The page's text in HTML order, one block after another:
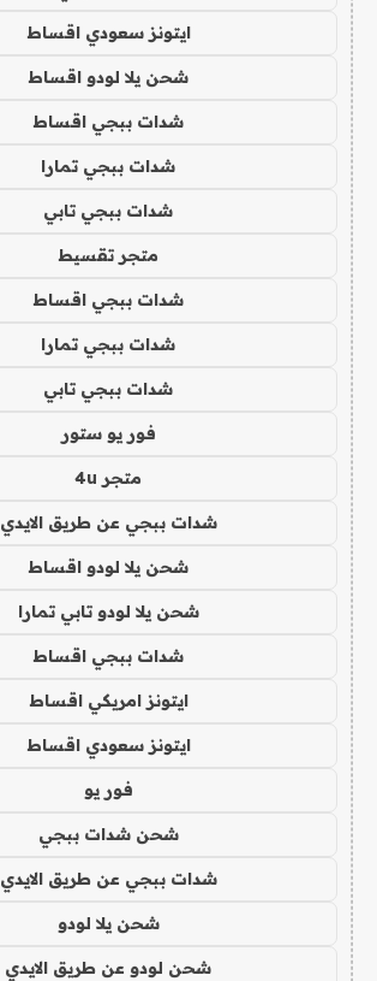
ايتونز سعودي اقساط
شحن يلا لودو اقساط
شدات ببجي اقساط
شدات ببجي تمارا
شدات ببجي تابي
متجر تقسيط
شدات ببجي اقساط
شدات ببجي تمارا
شدات ببجي تابي
فور يو ستور
متجر 4u
شدات ببجي عن طريق الايدي
شحن يلا لودو اقساط
شحن يلا لودو تابي تمارا
شدات ببجي اقساط
ايتونز امريكي اقساط
ايتونز سعودي اقساط
فور يو
شحن شدات ببجي
شدات ببجي عن طريق الايدي
شحن يلا لودو
شحن لودو عن طريق الايدي